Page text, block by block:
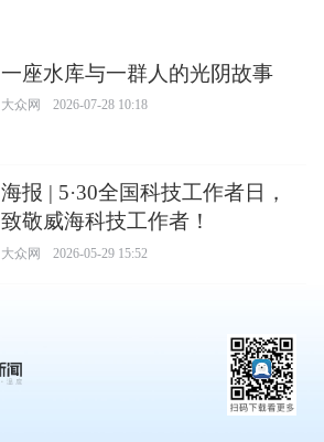
一座水库与一群人的光阴故事
大众网 2026-07-28 10:18
海报 | 5·30全国科技工作者日，
致敬威海科技工作者！
大众网 2026-05-29 15:52